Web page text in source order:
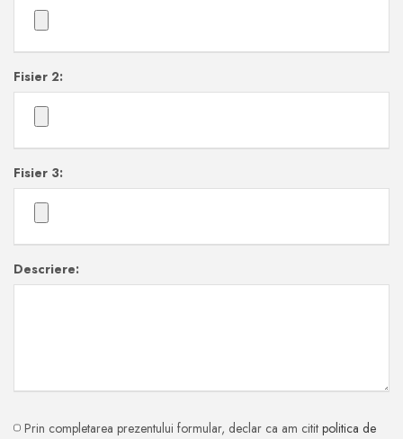
Fisier 2:
Fisier 3:
Descriere:
Prin completarea prezentului formular, declar ca am cititpolitica de